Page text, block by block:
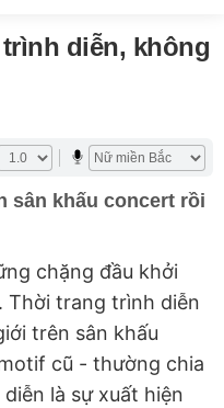
diễn, không
sân khấu concert rồi
chặng đầu khởi
Thời trang trình diễn
trên sân khấu
cũ - thường chia
là sự xuất hiện